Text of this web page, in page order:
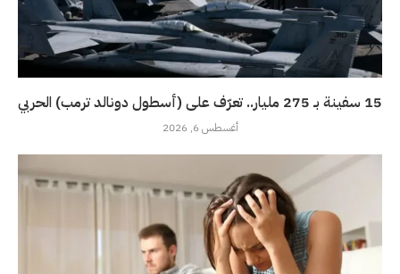
15 سفينة بـ 275 مليار.. تعرّف على (أسطول دونالد ترمب) الحربي
أغسطس 6, 2026